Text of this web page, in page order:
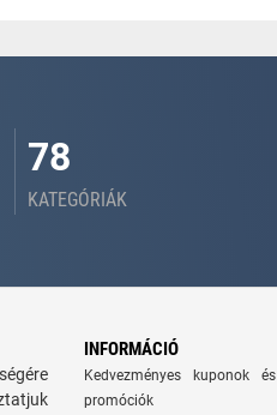
78
KATEGÓRIÁK
INFORMÁCIÓ
Kedvezményes kuponok és
promóciók